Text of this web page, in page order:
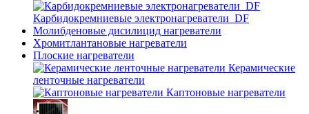
Карбидокремниевые электронагреватели_DF
Молибденовые дисилицид нагреватели
Хромитлантановые нагреватели
Плоские нагреватели
Керамические
ленточные нагреватели
Каптоновые нагреватели